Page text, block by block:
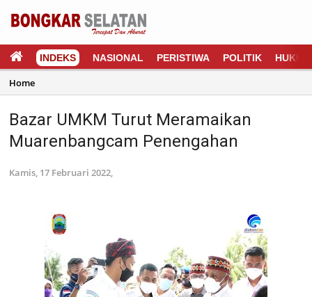
INDEKS NASIONAL PERISTIWA POLITIK HUKUM
Home
Bazar UMKM Turut Meramaikan
Muarenbangcam Penengahan
Kamis, 17 Februari 2022,